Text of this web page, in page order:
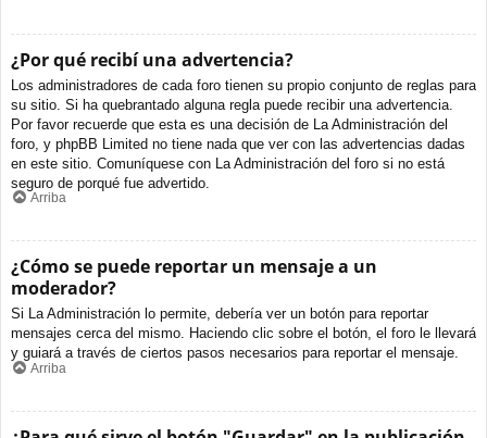
¿Por qué recibí una advertencia?
Los administradores de cada foro tienen su propio conjunto de reglas para
su sitio. Si ha quebrantado alguna regla puede recibir una advertencia.
Por favor recuerde que esta es una decisión de La Administración del
foro, y phpBB Limited no tiene nada que ver con las advertencias dadas
en este sitio. Comuníquese con La Administración del foro si no está
seguro de porqué fue advertido.
Arriba
¿Cómo se puede reportar un mensaje a un
moderador?
Si La Administración lo permite, debería ver un botón para reportar
mensajes cerca del mismo. Haciendo clic sobre el botón, el foro le llevará
y guiará a través de ciertos pasos necesarios para reportar el mensaje.
Arriba